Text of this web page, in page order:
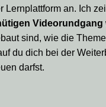
Lernplattform an. Ich
Videorundgang
sind, wie die
du dich bei der
darfst.